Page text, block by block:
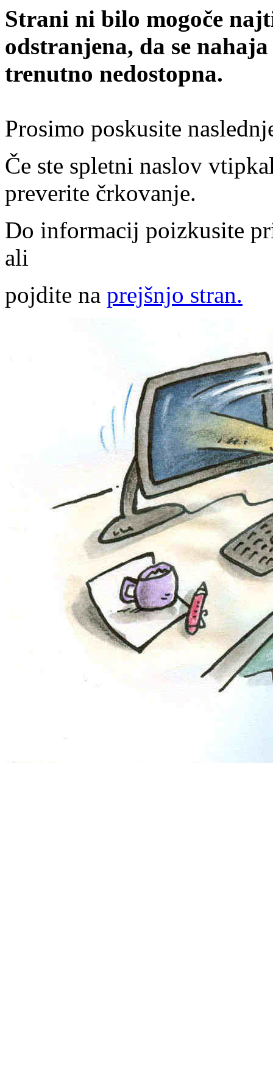
Strani ni bilo mogoče
odstranjena, da se
trenutno nedostopna.
Prosimo poskusite
Če ste spletni naslov
preverite črkovanje.
Do informacij poizkusite
ali
pojdite na prejšnjo stran.